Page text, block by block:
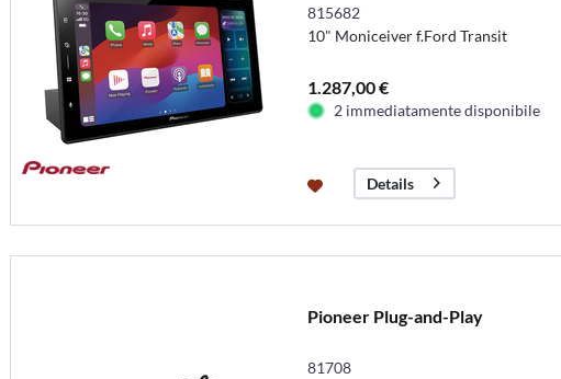
815682
10" Moniceiver f.Ford Transit
1.287,00 €
2 immediatamente disponibile
Details
Pioneer Plug-and-Play
81708